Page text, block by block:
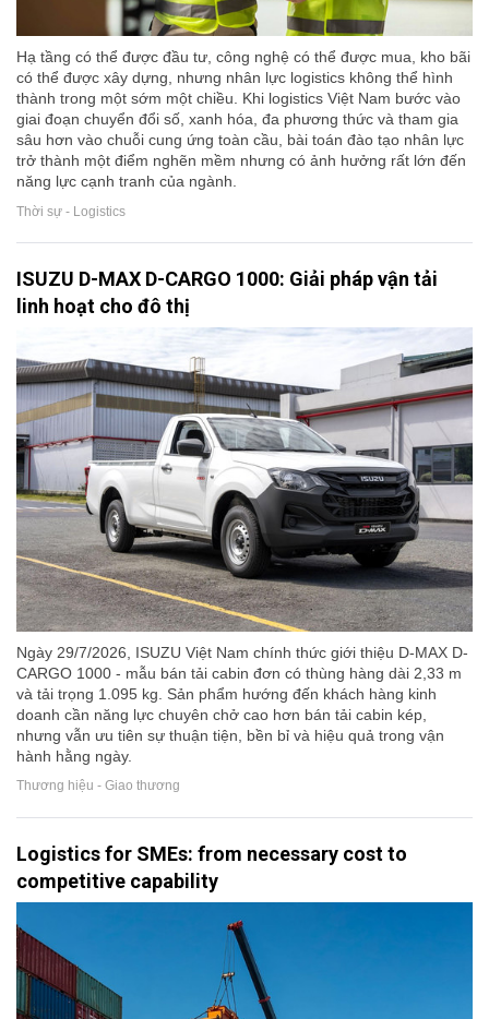
Hạ tầng có thể được đầu tư, công nghệ có thể được mua, kho bãi
có thể được xây dựng, nhưng nhân lực logistics không thể hình
thành trong một sớm một chiều. Khi logistics Việt Nam bước vào
giai đoạn chuyển đổi số, xanh hóa, đa phương thức và tham gia
sâu hơn vào chuỗi cung ứng toàn cầu, bài toán đào tạo nhân lực
trở thành một điểm nghẽn mềm nhưng có ảnh hưởng rất lớn đến
năng lực cạnh tranh của ngành.
Thời sự - Logistics
ISUZU D-MAX D-CARGO 1000: Giải pháp vận tải
linh hoạt cho đô thị
Ngày 29/7/2026, ISUZU Việt Nam chính thức giới thiệu D-MAX D-
CARGO 1000 - mẫu bán tải cabin đơn có thùng hàng dài 2,33 m
và tải trọng 1.095 kg. Sản phẩm hướng đến khách hàng kinh
doanh cần năng lực chuyên chở cao hơn bán tải cabin kép,
nhưng vẫn ưu tiên sự thuận tiện, bền bỉ và hiệu quả trong vận
hành hằng ngày.
Thương hiệu - Giao thương
Logistics for SMEs: from necessary cost to
competitive capability